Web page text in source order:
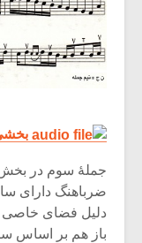
جملۀ سوم در
ضرباهنگ دارای
دلیل فضای خاصی
باز هم بر اساس